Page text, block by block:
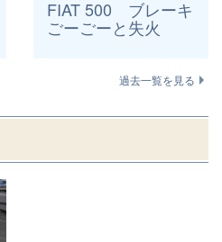
FIAT 500 ブレーキ
ごーごーと失火
過去一覧を見る